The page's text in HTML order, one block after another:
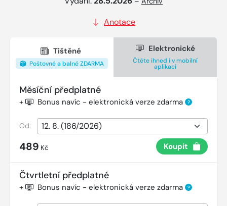
Anotace
Tištěné
Poštovné a balné ZDARMA
Elektronické
Čtěte ihned i v mobilní
aplikaci
Měsíční předplatné
+ Bonus navíc - elektronická verze zdarma ?
Od:
489 Kč Koupit
Čtvrtletní předplatné
+ Bonus navíc - elektronická verze zdarma ?